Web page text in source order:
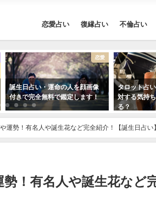
恋愛占い 復縁占い 不倫占い
恋愛
誕生日占い・運命の人を顔画像
付きで完全無料で鑑定します！
タロット占
対する気持
る？
運勢！有名人や誕生花など完全紹介！【誕生日占い
！有名人や誕生花など